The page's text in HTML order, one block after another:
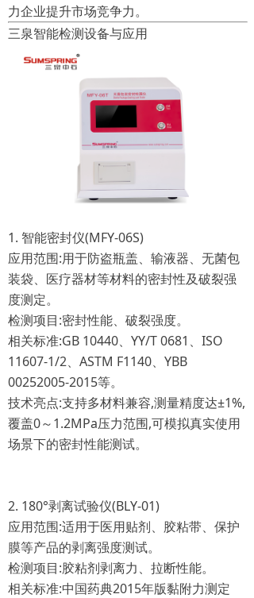
力企业提升市场竞争力。
三泉智能检测设备与应用
1. 智能密封仪(MFY-06S)
应用范围:用于防盗瓶盖、输液器、无菌包
装袋、医疗器材等材料的密封性及破裂强
度测定。
检测项目:密封性能、破裂强度。
相关标准:GB 10440、YY/T 0681、ISO
11607-1/2、ASTM F1140、YBB
00252005-2015等。
技术亮点:支持多材料兼容,测量精度达±1%,
覆盖0～1.2MPa压力范围,可模拟真实使用
场景下的密封性能测试。
2. 180°剥离试验仪(BLY-01)
应用范围:适用于医用贴剂、胶粘带、保护
膜等产品的剥离强度测试。
检测项目:胶粘剂剥离力、拉断性能。
相关标准:中国药典2015年版黏附力测定